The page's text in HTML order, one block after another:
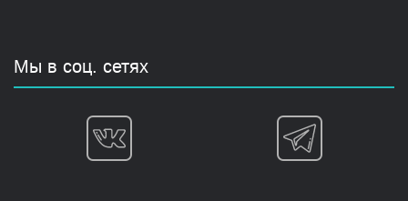
Мы в соц. сетях